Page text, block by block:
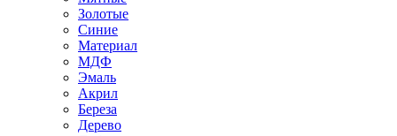
Золотые
Синие
Материал
МДФ
Эмаль
Акрил
Береза
Дерево